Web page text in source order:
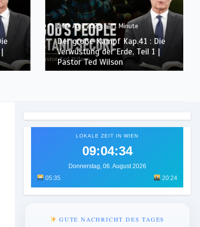
24. April 2025 1 Minute
Der große Kampf Kap.41 : Die
Verwüstung der Erde, Teil 1 |
Pastor Ted Wilson
LOKALE ZEIT IN WIEN
09:04:36
Donnerstag, 06. August 2026
05:35
20:24
GUTE NACHRICHT DES TAGES